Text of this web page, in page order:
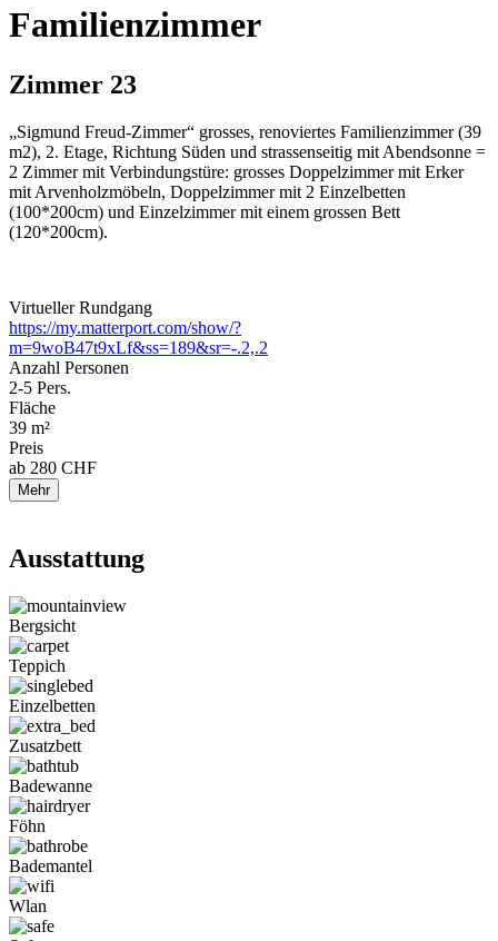
Familienzimmer
Zimmer 23
„Sigmund Freud-Zimmer“ grosses, renoviertes Familienzimmer (39
m2), 2. Etage, Richtung Süden und strassenseitig mit Abendsonne =
2 Zimmer mit Verbindungstüre: grosses Doppelzimmer mit Erker
mit Arvenholzmöbeln, Doppelzimmer mit 2 Einzelbetten
(100*200cm) und Einzelzimmer mit einem grossen Bett
(120*200cm).
Virtueller Rundgang
https://my.matterport.com/show/?
m=9woB47t9xLf&ss=189&sr=-.2,.2
Anzahl Personen
2-5 Pers.
Fläche
39 m²
Preis
ab 280 CHF
Mehr
Ausstattung
Bergsicht
Teppich
Einzelbetten
Zusatzbett
Badewanne
Föhn
Bademantel
Wlan